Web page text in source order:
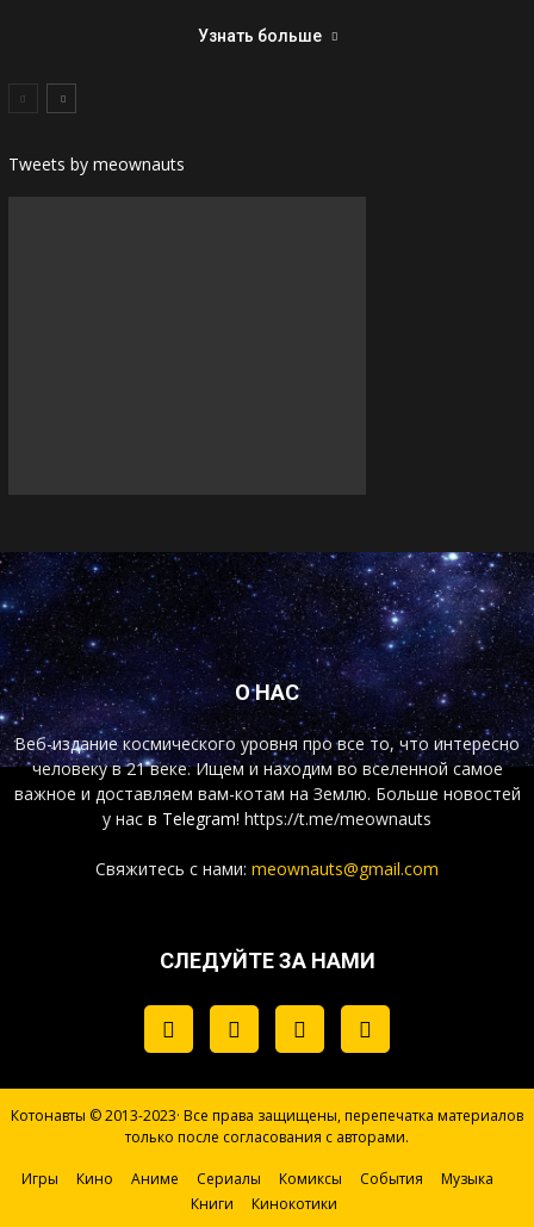
Узнать больше
Tweets by meownauts
О НАС
Веб-издание космического уровня про все то, что интересно
человеку в 21 веке. Ищем и находим во вселенной самое
важное и доставляем вам-котам на Землю. Больше новостей
у нас в Telegram! https://t.me/meownauts
Свяжитесь с нами: meownauts@gmail.com
СЛЕДУЙТЕ ЗА НАМИ
Котонавты © 2013-2023· Все права защищены, перепечатка материалов
только после согласования с авторами.
Игры Кино Аниме Сериалы Комиксы События
Музыка
Книги
Кинокотики